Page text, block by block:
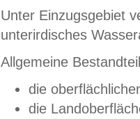
Unter Einzugsgebiet
unterirdisches
Allgemeine
die
die